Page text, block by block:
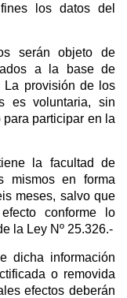
los datos del
serán objeto de
a la base de
La provisión de los
es voluntaria, sin
participar en la
la facultad de
mismos en forma
meses, salvo que
conforme lo
la Ley Nº 25.326.-
dicha información
o removida
efectos deberán